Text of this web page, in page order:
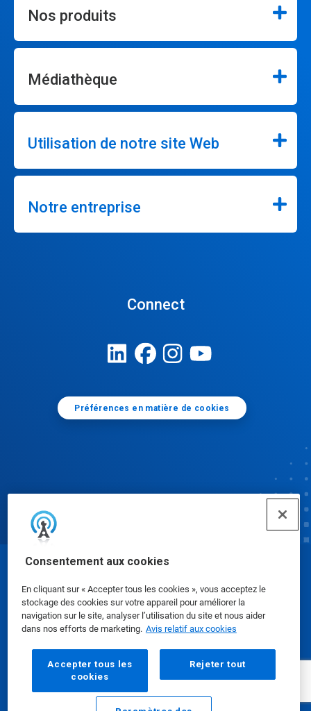
Consentement aux cookies
En cliquant sur « Accepter tous les cookies », vous acceptez le
stockage des cookies sur votre appareil pour améliorer la
navigation sur le site, analyser l’utilisation du site et nous aider
dans nos efforts de marketing. Avis relatif aux cookies
Accepter tous les
cookies
Rejeter tout
Nos produits
Médiathèque
Utilisation de notre site Web
Notre entreprise
Connect
Préférences en matière de cookies
Fiches signalétiques|Politique de confidentialité
Modalités d'utilisation